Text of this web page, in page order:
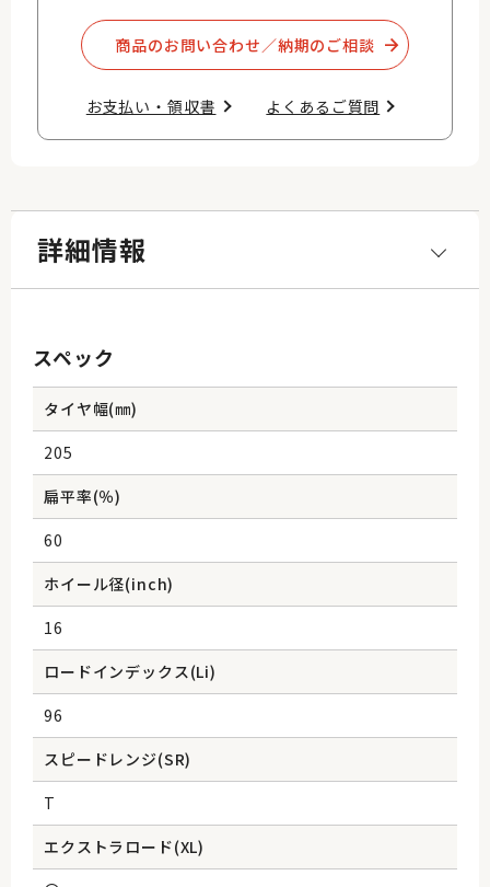
商品のお問い合わせ／納期のご相談​
お支払い・領収書​ よくあるご質問​
詳細情報
スペック
タイヤ幅(㎜)
205
扁平率(％)
60
ホイール径(inch)
16
ロードインデックス(Li)
96
スピードレンジ(SR)
T
エクストラロード(XL)